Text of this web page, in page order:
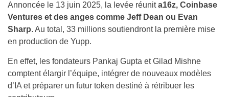
Annoncée le 13 juin 2025, la levée réunita16z, Coinbase
Ventures et des anges comme Jeff Dean ou Evan
Sharp. Au total, 33 millions soutiendront la première mise
en production de Yupp.
En effet, les fondateurs Pankaj Gupta et Gilad Mishne
comptent élargir l’équipe, intégrer de nouveaux modèles
d’IA et préparer un futur token destiné à rétribuer les